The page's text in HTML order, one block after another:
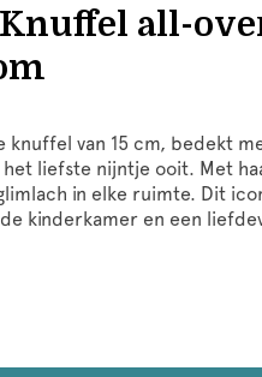
all-
knuffel van 15 cm, bedekt
liefste nijntje ooit. Met
in elke ruimte. Dit
kinderkamer en een